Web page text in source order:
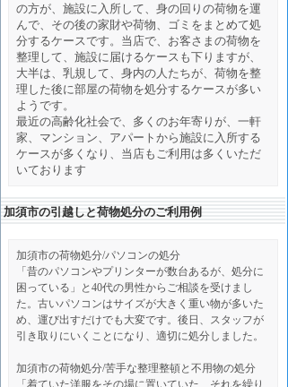
の方が、施設に入所して、身の回りの荷物を運
んで、その後の家財や荷物、ゴミをまとめて処
分するケースです。当店で、お客さまの荷物を
整理して、施設に届けるケースも下りますが、
大半は、乳規して、身内の人たちが、荷物を整
理した後に部屋の荷物を処分するケースが多い
ようです。
最近の高齢化社会で、多くのお年寄りが、一軒
家、マンション、アパートから施設に入所する
ケースが多くなり、当店もご利用は多くいただ
いております
加須市の引越しと荷物処分のご利用例
加須市の荷物処分/パソコンの処分
「昔のパソコンやプリンターが数台あるが、処分に
困っている」と40代の男性からご相談を受けまし
た。古いパソコンはサイズが大きく重い物が多いた
め、運び出すだけでも大変です。後日、スタッフが
引き取りにいくことになり、適切に処分しました。
加須市の荷物処分/苦手な整理整頓と不用物の処分
「着ていた洋服をその場に置いていた、それを繰り